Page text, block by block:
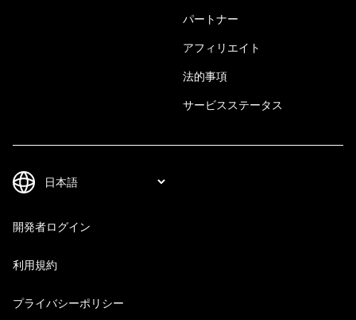
パートナー
アフィリエイト
法的事項
サービスステータス
開発者ログイン
利用規約
プライバシーポリシー